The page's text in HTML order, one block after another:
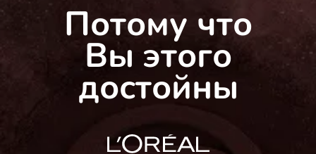
Потому что
Вы этого
достойны